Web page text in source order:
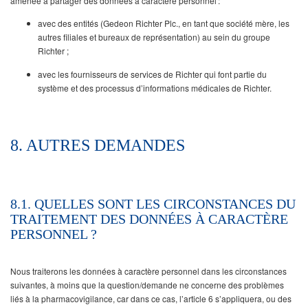
avec des entités (Gedeon Richter Plc., en tant que société mère, les
autres filiales et bureaux de représentation) au sein du groupe
Richter ;
avec les fournisseurs de services de Richter qui font partie du
système et des processus d’informations médicales de Richter.
8. AUTRES DEMANDES
8.1. QUELLES SONT LES CIRCONSTANCES DU
TRAITEMENT DES DONNÉES À CARACTÈRE
PERSONNEL ?
Nous traiterons les données à caractère personnel dans les circonstances
suivantes, à moins que la question/demande ne concerne des problèmes
liés à la pharmacovigilance, car dans ce cas, l’article 6 s’appliquera, ou des